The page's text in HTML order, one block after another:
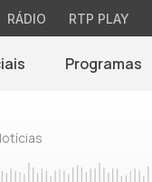
RÁDIO RTP PLAY
Programas